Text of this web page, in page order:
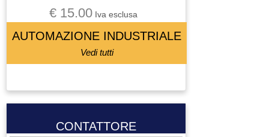
DISSUASORE DI GRAVITà
DOMOTICA
DRIVER
ELETTROMANDRINO
ELETTROVALVOLA VALVOLA
ENCODER
ESTRUSORE
€ 15.00Iva esclusa
AUTOMAZIONE INDUSTRIALE
Vedi tutti
CONTATTORE